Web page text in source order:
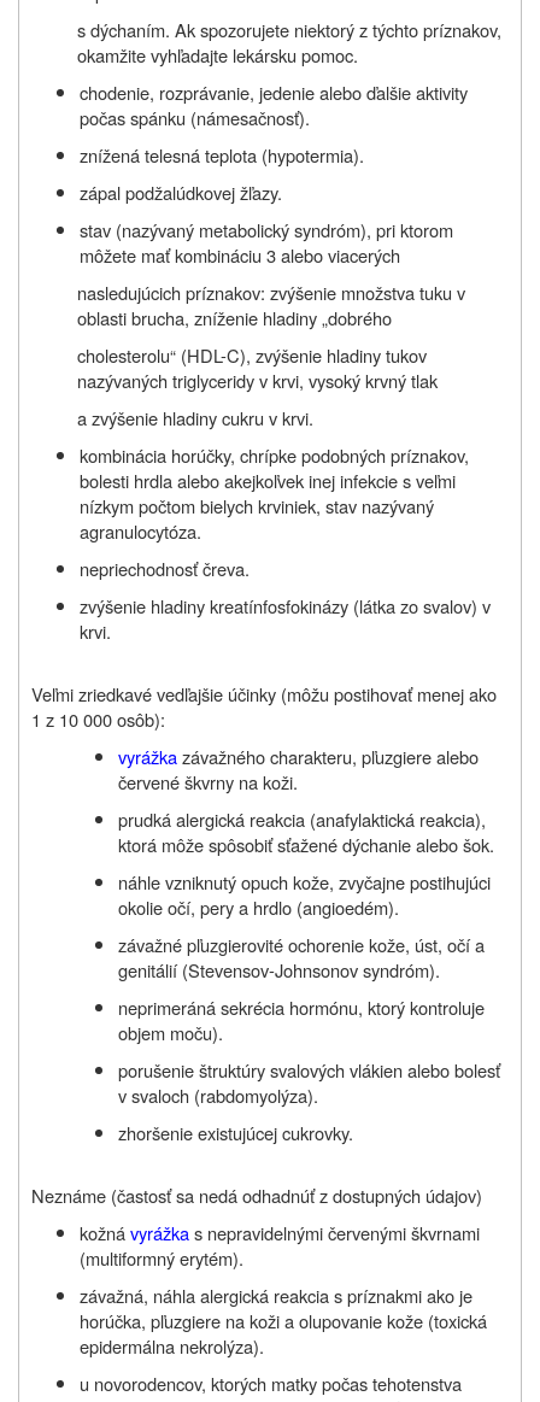
s dýchaním. Ak spozorujete niektorý z týchto príznakov,
okamžite vyhľadajte lekársku pomoc.
chodenie, rozprávanie, jedenie alebo ďalšie aktivity
počas spánku (námesačnosť).
znížená telesná teplota (hypotermia).
zápal podžalúdkovej žľazy.
stav (nazývaný metabolický syndróm), pri ktorom
môžete mať kombináciu 3 alebo viacerých
nasledujúcich príznakov: zvýšenie množstva tuku v
oblasti brucha, zníženie hladiny „dobrého
cholesterolu“ (HDL-C), zvýšenie hladiny tukov
nazývaných triglyceridy v krvi, vysoký krvný tlak
a zvýšenie hladiny cukru v krvi.
kombinácia horúčky, chrípke podobných príznakov,
bolesti hrdla alebo akejkoľvek inej infekcie s veľmi
nízkym počtom bielych krviniek, stav nazývaný
agranulocytóza.
nepriechodnosť čreva.
zvýšenie hladiny kreatínfosfokinázy (látka zo svalov) v
krvi.
Veľmi zriedkavé vedľajšie účinky (môžu postihovať menej ako
1 z 10 000 osôb):
vyrážkazávažného charakteru, pľuzgiere alebo
červené škvrny na koži.
prudká alergická reakcia (anafylaktická reakcia),
ktorá môže spôsobiť sťažené dýchanie alebo šok.
náhle vzniknutý opuch kože, zvyčajne postihujúci
okolie očí, pery a hrdlo (angioedém).
závažné pľuzgierovité ochorenie kože, úst, očí a
genitálií (Stevensov-Johnsonov syndróm).
neprimeráná sekrécia hormónu, ktorý kontroluje
objem moču).
porušenie štruktúry svalových vlákien alebo bolesť
v svaloch (rabdomyolýza).
zhoršenie existujúcej cukrovky.
Neznáme (častosť sa nedá odhadnúť z dostupných údajov)
kožnávyrážkas nepravidelnými červenými škvrnami
(multiformný erytém).
závažná, náhla alergická reakcia s príznakmi ako je
horúčka, pľuzgiere na koži a olupovanie kože (toxická
epidermálna nekrolýza).
u novorodencov, ktorých matky počas tehotenstva